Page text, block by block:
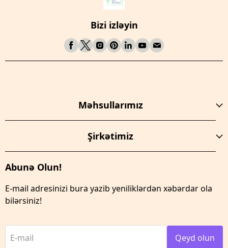
Bizi izləyin
Məhsullarımız
Şirkətimiz
Abunə Olun!
E-mail adresinizi bura yazib yeniliklərdən xəbərdar ola
bilərsiniz!
E-mail Qeyd olun